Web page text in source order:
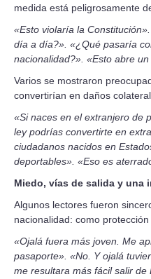
medida está peligrosamente
«Esto violaría la
día a día?». «¿Qué pasaría
nacionalidad?». «Esto abre
Varios se mostraron
convertirían en daños
«Si naces en el extranjero de
ley podrías convertirte en
ciudadanos nacidos en
deportables». «Eso es
Miedo, vías de salida y una
Algunos lectores fueron
nacionalidad: como
«Ojalá fuera más joven. Me
pasaporte». «No. Y ojalá
me resultara más fácil salir de